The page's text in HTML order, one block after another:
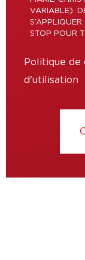
VARIABLE).
STOP POUR
Politique
d'utilisation